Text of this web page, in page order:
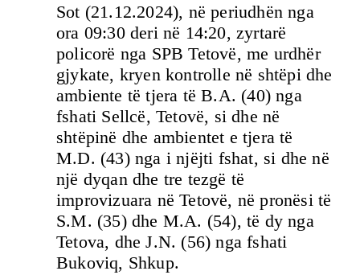
Sot (21.12.2024), në periudhën nga
ora 09:30 deri në 14:20, zyrtarë
policorë nga SPB Tetovë, me urdhër
gjykate, kryen kontrolle në shtëpi dhe
ambiente të tjera të B.A. (40) nga
fshati Sellcë, Tetovë, si dhe në
shtëpinë dhe ambientet e tjera të
M.D. (43) nga i njëjti fshat, si dhe në
një dyqan dhe tre tezgë të
improvizuara në Tetovë, në pronësi të
S.M. (35) dhe M.A. (54), të dy nga
Tetova, dhe J.N. (56) nga fshati
Bukoviq, Shkup.